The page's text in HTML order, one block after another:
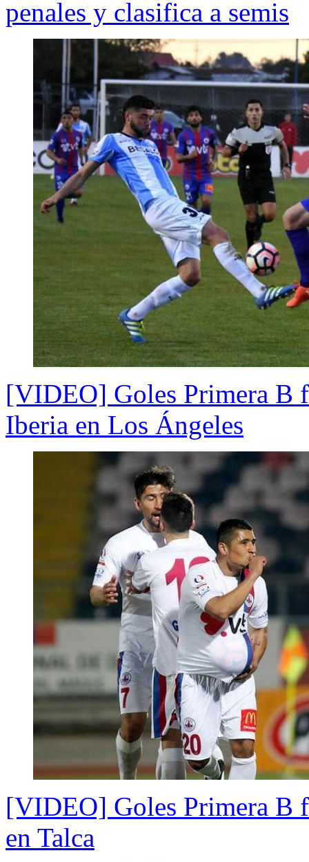
penales y clasifica a semis
[VIDEO] Goles Primera B
Iberia en Los Ángeles
[VIDEO] Goles Primera B
en Talca